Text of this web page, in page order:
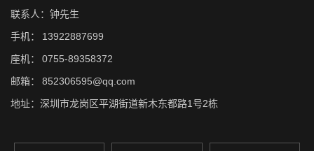
联系人：钟先生
手机：
13922887699
座机：
0755-89358372
邮箱：
852306595@qq.com
地址：深圳市龙岗区平湖街道新木东都路1号2栋